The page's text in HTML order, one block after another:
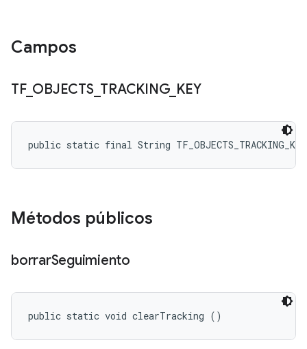
Campos
TF_ OBJECTS_ TRACKING_ KEY
public static final String TF_OBJECTS_TRACKING_KEY
Métodos públicos
borrarSeguimiento
public static void clearTracking ()